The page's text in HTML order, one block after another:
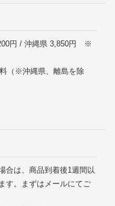
円 / 沖縄県 3,850円 ※
（※沖縄県、離島を除
合は、商品到着後1週間以
す。まずはメールにてご